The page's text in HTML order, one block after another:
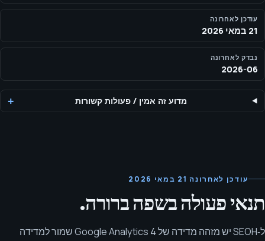
analytics, session replay, heatmap, Web Vitals, error, log, survey,
מופעלים והמבקר מאשר אחסון אנליטי.
עודכן לאחרונה
21 במאי 2026
נבדק לאחרונה
2026-06
מדוע זה אמין / פעולות קשורות
עודכן לאחרונה 21 במאי 2026
תנאי פעולה בשפה ברורה.
ל‑SEOH יש מזהה מדידה של Google Analytics 4 שמור למדידה